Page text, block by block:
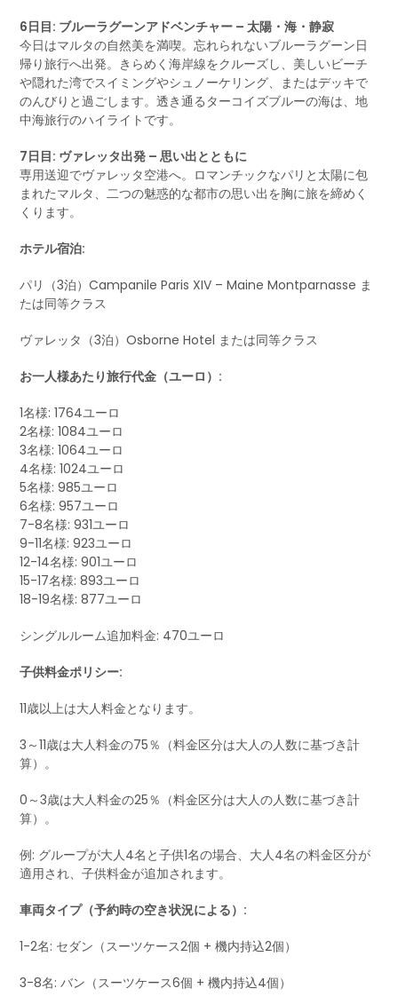
6日目: ブルーラグーンアドベンチャー – 太陽・海・静寂
今日はマルタの自然美を満喫。忘れられないブルーラグーン日
帰り旅行へ出発。きらめく海岸線をクルーズし、美しいビーチ
や隠れた湾でスイミングやシュノーケリング、またはデッキで
のんびりと過ごします。透き通るターコイズブルーの海は、地
中海旅行のハイライトです。
7日目: ヴァレッタ出発 – 思い出とともに
専用送迎でヴァレッタ空港へ。ロマンチックなパリと太陽に包
まれたマルタ、二つの魅惑的な都市の思い出を胸に旅を締めく
くります。
ホテル宿泊:
パリ（3泊）Campanile Paris XIV – Maine Montparnasse ま
たは同等クラス
ヴァレッタ（3泊）Osborne Hotel または同等クラス
お一人様あたり旅行代金（ユーロ）:
1名様: 1764ユーロ
2名様: 1084ユーロ
3名様: 1064ユーロ
4名様: 1024ユーロ
5名様: 985ユーロ
6名様: 957ユーロ
7-8名様: 931ユーロ
9-11名様: 923ユーロ
12-14名様: 901ユーロ
15-17名様: 893ユーロ
18-19名様: 877ユーロ
シングルルーム追加料金: 470ユーロ
子供料金ポリシー:
11歳以上は大人料金となります。
3～11歳は大人料金の75％（料金区分は大人の人数に基づき計
算）。
0～3歳は大人料金の25％（料金区分は大人の人数に基づき計
算）。
例: グループが大人4名と子供1名の場合、大人4名の料金区分が
適用され、子供料金が追加されます。
車両タイプ（予約時の空き状況による）:
1-2名: セダン（スーツケース2個 + 機内持込2個）
3-8名: バン（スーツケース6個 + 機内持込4個）